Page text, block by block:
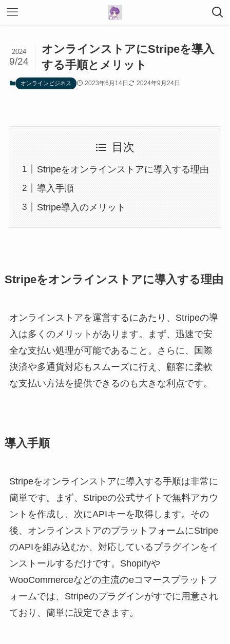
オンラインストアにStripeを導入
する手順とメリット
2024
9/24
オンラインビジネス 2023年6月14日 2024年9月24日
目次
Stripeをオンラインストアに導入する理由
導入手順
Stripe導入のメリット
Stripeをオンラインストアに導入する理由
オンラインストアを運営するにあたり、Stripeの導
入は多くのメリットがあります。まず、迅速で安
全な支払い処理が可能であること。さらに、国際
決済や多通貨対応もスムーズに行え、顧客に柔軟
な支払い方法を提供できるのも大きな利点です。
導入手順
Stripeをオンラインストアに導入する手順は非常に
簡単です。まず、Stripeの公式サイトで無料アカウ
ントを作成し、次にAPIキーを取得します。その
後、オンラインストアのプラットフォームにStripe
のAPIを組み込むか、対応しているプラグインをイ
ンストールするだけです。Shopifyや
WooCommerceなどの主流のeコマースプラットフ
ォームでは、Stripeのプラグインがすでに用意され
ており、簡単に設定できます。